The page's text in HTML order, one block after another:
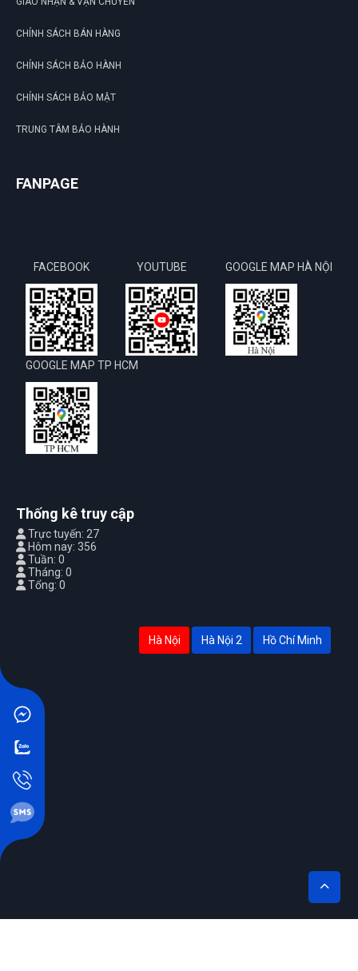
CHÍNH SÁCH BÁN HÀNG
CHÍNH SÁCH BẢO HÀNH
CHÍNH SÁCH BẢO MẬT
TRUNG TÂM BẢO HÀNH
FANPAGE
FACEBOOK YOUTUBE GOOGLE MAP HÀ NỘI
GOOGLE MAP TP HCM
Thống kê truy cập
Trực tuyến: 27
Hôm nay: 356
Tuần: 0
Tháng: 0
Tổng: 0
Hà Nội Hà Nội 2 Hồ Chí Minh